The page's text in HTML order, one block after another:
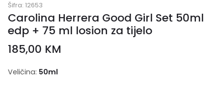
Šifra: 12653
Carolina Herrera Good Girl Set 50ml
edp + 75 ml losion za tijelo
185,00 KM
Veličina: 50ml